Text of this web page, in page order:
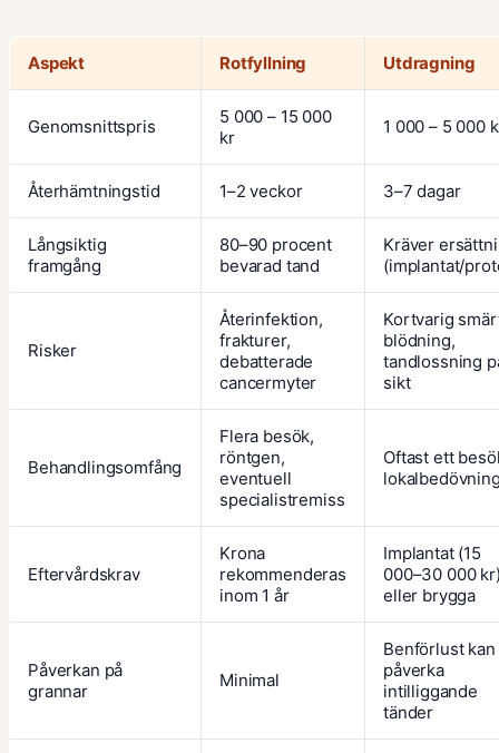
Aspekt Rotfyllning Utdragning
Genomsnittspris
5 000 – 15 000
kr
1 000 – 5 000
Återhämtningstid 1–2 veckor 3–7 dagar
Långsiktig
framgång
80–90 procent
bevarad tand
Kräver
(implantat/
Risker
Återinfektion,
frakturer,
debatterade
cancermyter
Kortvarig
blödning,
tandlossning
sikt
Behandlingsomfång
Flera besök,
röntgen,
eventuell
specialistremiss
Oftast ett
Eftervårdskrav
Krona
rekommenderas
inom 1 år
Implantat (15
000–30 000
eller brygga
Påverkan på
grannar
Minimal
Benförlust kan
påverka
intilliggande
tänder